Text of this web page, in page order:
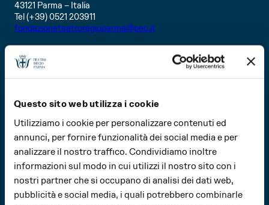
Questo sito web utilizza i cookie
Utilizziamo i cookie per personalizzare contenuti ed
annunci, per fornire funzionalità dei social media e per
analizzare il nostro traffico. Condividiamo inoltre
informazioni sul modo in cui utilizzi il nostro sito con i
nostri partner che si occupano di analisi dei dati web,
pubblicità e social media, i quali potrebbero combinarle
43121 Parma – Italia
Tel (+39) 0521 203911
fondazioneteatroregioparma@pec.it
PI 02208060349
Privacy Policy
Cookie Policy
Realizzazione
QZR studio
LA FONDAZIONE
CONSIGLIO DI AMMINISTRAZIONE
STATUTO
AMMINISTRAZIONE TRASPARENTE
WHISTLEBLOWING
LAVORA CON NOI
MEDIA